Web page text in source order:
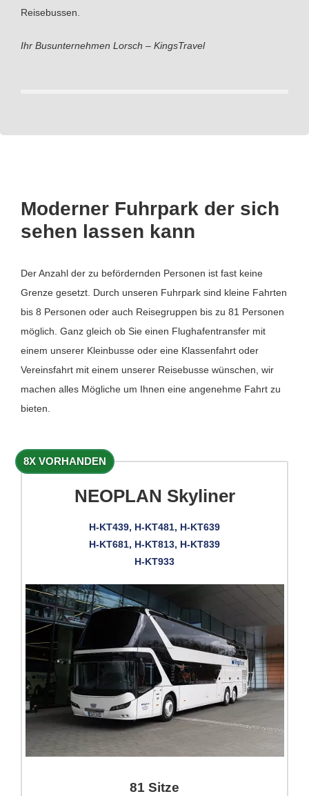
Reisebussen.
Ihr Busunternehmen Lorsch – KingsTravel
Moderner Fuhrpark der sich
sehen lassen kann
Der Anzahl der zu befördernden Personen ist fast keine
Grenze gesetzt. Durch unseren Fuhrpark sind kleine Fahrten
bis 8 Personen oder auch Reisegruppen bis zu 81 Personen
möglich. Ganz gleich ob Sie einen Flughafentransfer mit
einem unserer Kleinbusse oder eine Klassenfahrt oder
Vereinsfahrt mit einem unserer Reisebusse wünschen, wir
machen alles Mögliche um Ihnen eine angenehme Fahrt zu
bieten.
8X VORHANDEN
NEOPLAN Skyliner
H-KT439, H-KT481, H-KT639
H-KT681, H-KT813, H-KT839
H-KT933
81 Sitze